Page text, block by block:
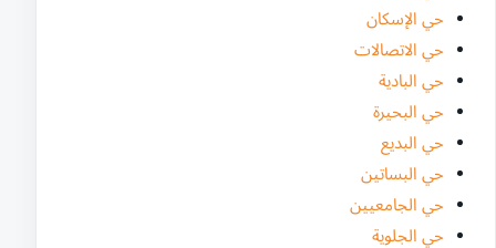
حي الإسكان
حي الاتصالات
حي البادية
حي البحيرة
حي البديع
حي البساتين
حي الجامعيين
حي الجلوية